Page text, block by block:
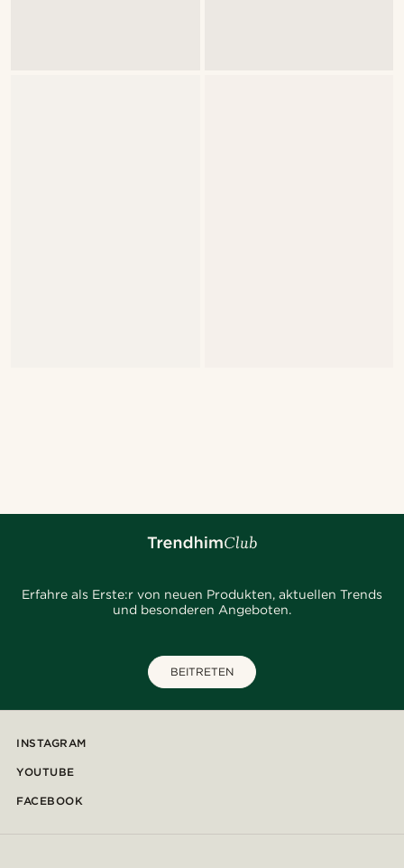
Erfahre als Erste:r von neuen Produkten, aktuellen Trends
und besonderen Angeboten.
BEITRETEN
INSTAGRAM
YOUTUBE
FACEBOOK